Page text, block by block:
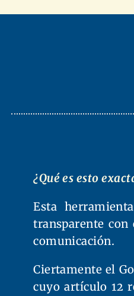
¿Qué es esto
Esta
transparente
comunicación.
Ciertamente el
cuyo artículo 12